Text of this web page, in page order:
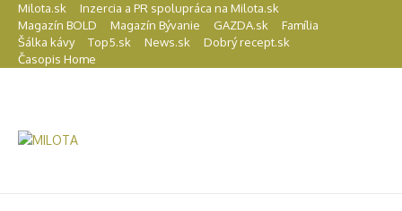
Preskočiť na obsah
Milota.sk
Inzercia a PR spolupráca na Milota.sk
Magazín BOLD
Magazín Bývanie GAZDA.sk
Família
Šálka kávy
Top5.sk News.sk
Dobrý recept.sk
Časopis Home